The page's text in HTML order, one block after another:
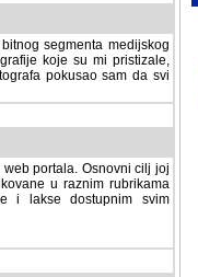
segmenta medijskog
koje su mi pristizale,
pokusao sam da svi
portala. Osnovni cilj joj
u raznim rubrikama
i lakse dostupnim svim